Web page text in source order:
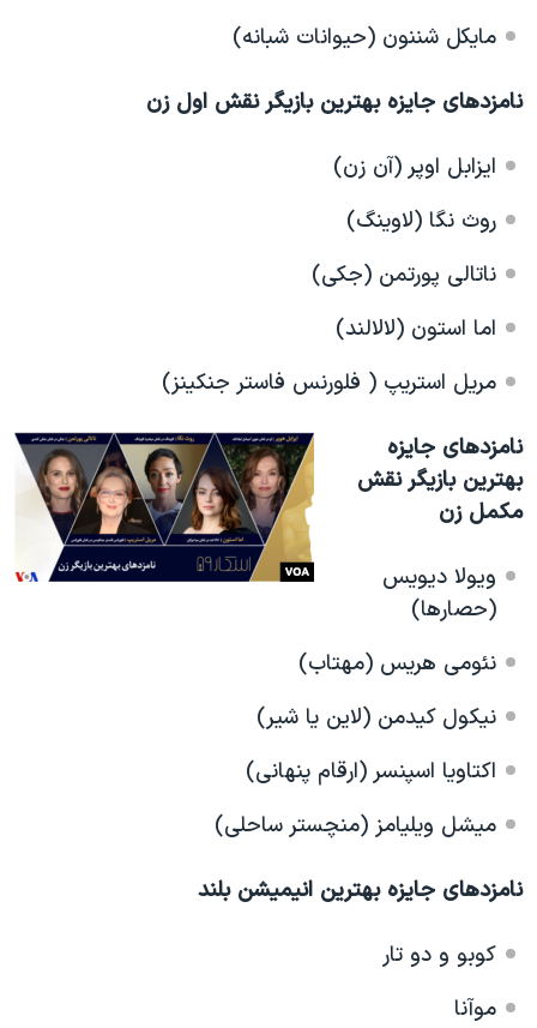
مایکل شننون (حیوانات شبانه)
نامزدهای جایزه بهترین بازیگر نقش اول زن
ایزابل اوپر (آن زن)
روث نگا (لاوینگ)
ناتالی پورتمن (جکی)
اما استون (لالالند)
مریل استریپ ( فلورنس فاستر جنکینز)
نامزدهای جایزه
بهترین بازیگر نقش
مکمل زن
ویولا دیویس
(حصارها)
نئومی هریس (مهتاب)
نیکول کیدمن (لاین یا شیر)
اکتاویا اسپنسر (ارقام پنهانی)
میشل ویلیامز (منچستر ساحلی)
نامزدهای جایزه بهترین انیمیشن بلند
کوبو و دو تار
موآنا